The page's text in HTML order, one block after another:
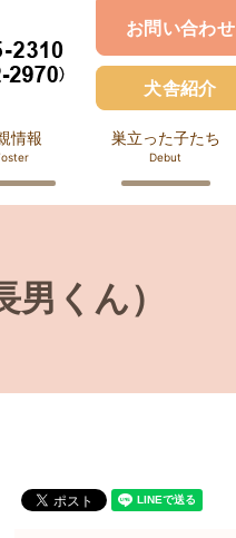
情報 巣立った子たち
Debut
お問い合わせ
犬舎紹介
くん）